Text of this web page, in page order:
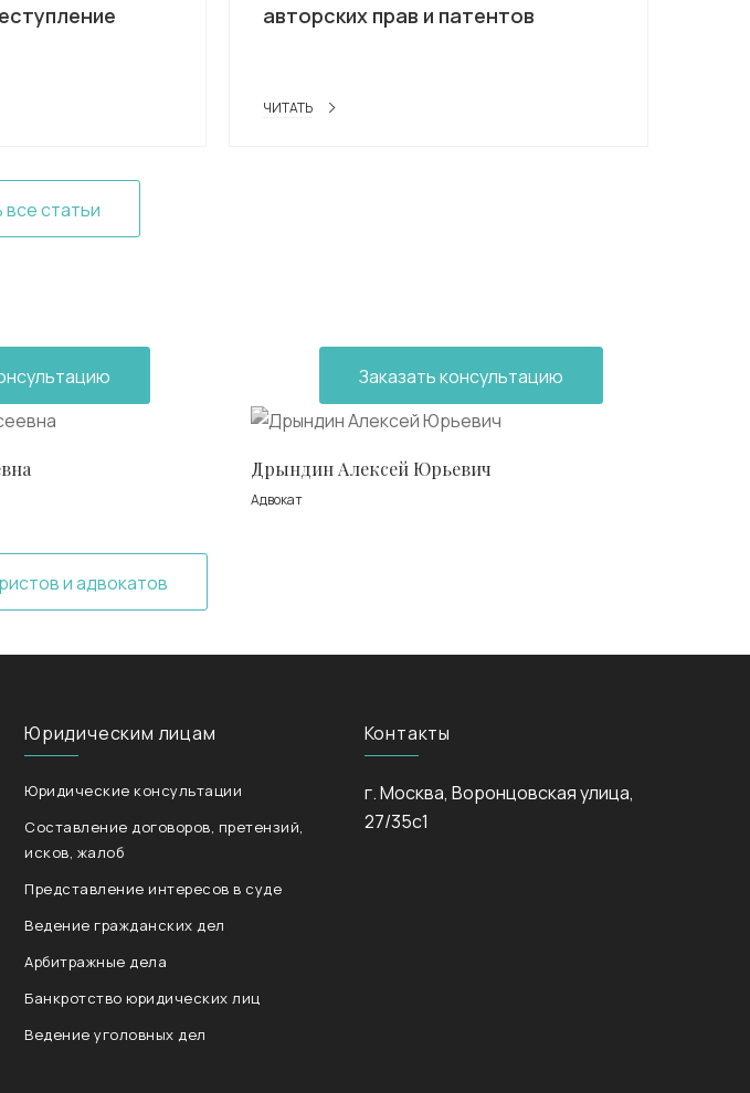
авторских прав и патентов
ЧИТАТЬ
статьи
Дрындин Алексей Юрьевич
Адвокат
Заказать консультацию
и адвокатов
Юридическим лицам
Юридические консультации
Составление договоров, претензий,
исков, жалоб
Представление интересов в суде
Ведение гражданских дел
Арбитражные дела
Банкротство юридических лиц
Ведение уголовных дел
Контакты
г. Москва, Воронцовская улица,
27/35с1